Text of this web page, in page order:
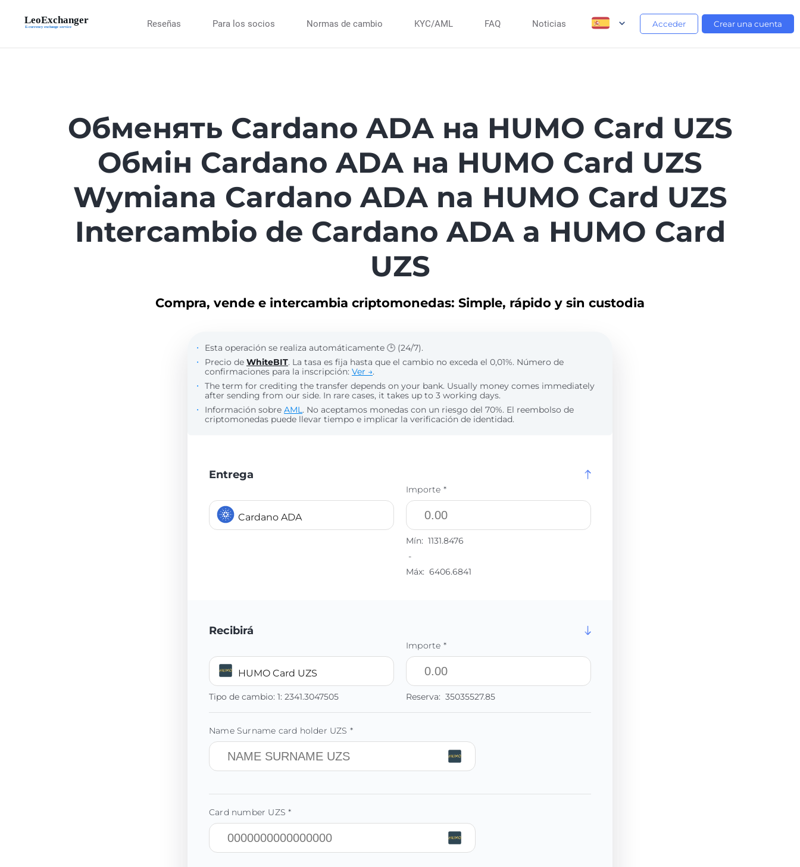
Reseñas Para los socios Normas de cambio KYC/AML FAQ Noticias Acceder Crear una cuenta
Обменять Cardano ADA на HUMO Card UZS
Обмін Cardano ADA на HUMO Card UZS
Wymiana Cardano ADA na HUMO Card UZS
Intercambio de Cardano ADA a HUMO Card
UZS
Compra, vende e intercambia criptomonedas: Simple, rápido y sin custodia
Esta operación se realiza automáticamente 🕒 (24/7).
Precio de WhiteBIT. La tasa es fija hasta que el cambio no exceda el 0,01%. Número de
confirmaciones para la inscripción: Ver →.
The term for crediting the transfer depends on your bank. Usually money comes immediately
after sending from our side. In rare cases, it takes up to 3 working days.
Información sobre AML. No aceptamos monedas con un riesgo del 70%. El reembolso de
criptomonedas puede llevar tiempo e implicar la verificación de identidad.
Entrega
Cardano ADA
Importe *
Mín: 1131.8476
-
Máx: 6406.6841
Recibirá
HUMO Card UZS
Tipo de cambio: 1: 2341.3047505
Importe *
Reserva: 35035527.85
Name Surname card holder UZS *
Card number UZS *